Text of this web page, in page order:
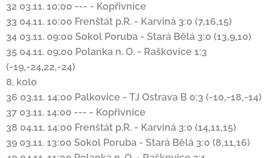
32 03.11. 10:00 --- - Kopřivnice
33 04.11. 10:00 Frenštát p.R. - Karviná 3:0 (7,16,15)
34 03.11. 09:00 Sokol Poruba - Stará Bělá 3:0 (13,9,10)
35 04.11. 09:00 Polanka n. O. - Raškovice 1:3
(-19,-24,22,-24)
8. kolo
36 03.11. 14:00 Palkovice - TJ Ostrava B 0:3 (-10,-18,-14)
37 03.11. 14:00 --- - Kopřivnice
38 04.11. 14:00 Frenštát p.R. - Karviná 3:0 (14,11,15)
39 03.11. 13:00 Sokol Poruba - Stará Bělá 3:0 (8,11,16)